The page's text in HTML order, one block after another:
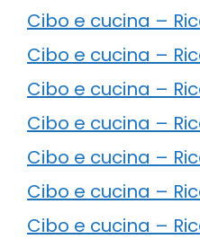
Cibo e cucina –
Cibo e cucina –
Cibo e cucina –
Cibo e cucina –
Cibo e cucina –
Cibo e cucina –
Cibo e cucina –